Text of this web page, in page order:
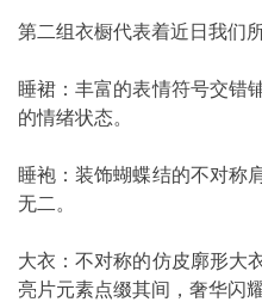
第二组衣橱代表着近日我们
睡裙：丰富的表情符号交错
的情绪状态。
睡袍：装饰蝴蝶结的不对称
无二。
大衣：不对称的仿皮廓形大
亮片元素点缀其间，奢华闪耀